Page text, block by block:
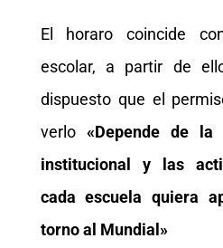
El horaro coincide
escolar, a partir de
dispuesto que el
verlo «Depende de la
institucional y las
cada escuela quiera
torno al Mundial»